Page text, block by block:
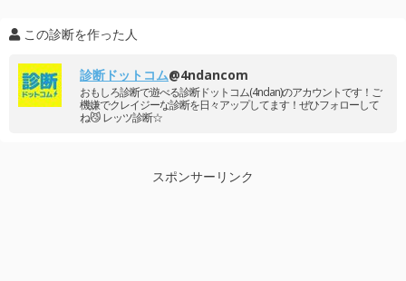
この診断を作った人
診断ドットコム@4ndancom
おもしろ診断で遊べる診断ドットコム(4ndan)のアカウントです！ご
機嫌でクレイジーな診断を日々アップしてます！ぜひフォローして
ね😼 レッツ診断☆
スポンサーリンク